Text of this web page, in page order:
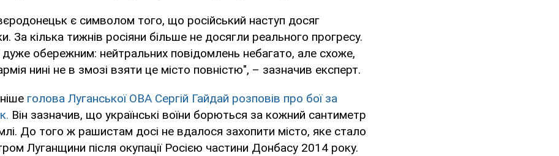
є символом того, що російський наступ досяг
За кілька тижнів росіяни більше не досягли реального прогресу.
дуже обережним: нейтральних повідомлень небагато, але схоже,
нині не в змозі взяти це місто повністю", – зазначив експерт.
голова Луганської ОВА Сергій Гайдай розповів про бої за
Він зазначив, що українські воїни борються за кожний сантиметр
До того ж рашистам досі не вдалося захопити місто, яке стало
Луганщини після окупації Росією частини Донбасу 2014 року.